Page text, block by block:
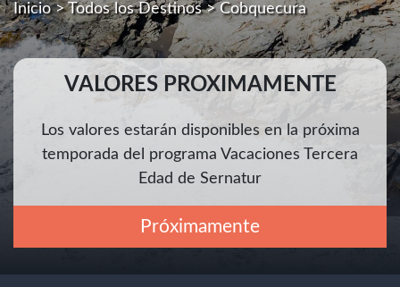
Inicio>Todos los Destinos> Cobquecura
VALORES PROXIMAMENTE
Los valores estarán disponibles en la próxima
temporada del programa Vacaciones Tercera
Edad de Sernatur
Próximamente